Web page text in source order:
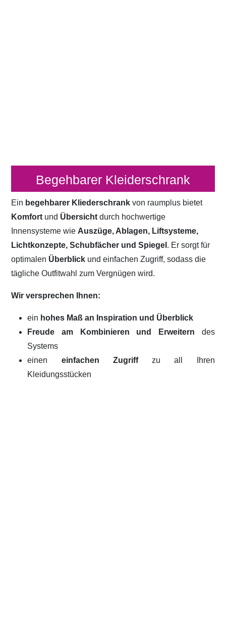
Begehbarer Kleiderschrank
Ein begehbarer Kliederschrankvon raumplus bietet
Komfort und Übersicht durch hochwertige
Innensysteme wie Auszüge, Ablagen, Liftsysteme,
Lichtkonzepte, Schubfächer und Spiegel . Er sorgt für
optimalen Überblick und einfachen Zugriff, sodass die
tägliche Outfitwahl zum Vergnügen wird.
Wir versprechen Ihnen:
ein hohes Maß an Inspiration und Überblick
Freude am Kombinieren und Erweitern des
Systems
einen einfachen Zugriffzu all Ihren
Kleidungsstücken